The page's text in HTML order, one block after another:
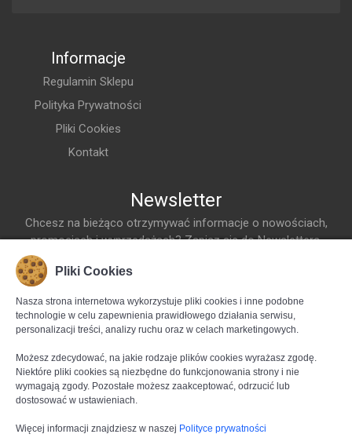
Informacje
Regulamin Sklepu
Polityka Prywatności
Pliki Cookies
Kontakt
Newsletter
Chcesz na bieżąco otrzymywać informacje o nowościach,
promocjach i wyprzedażach? Zapisz się do Newslettera.
Adres Email
Śledź nas na bieżąco za pośrednictwem
Pliki Cookies
Nasza strona internetowa wykorzystuje pliki cookies i inne podobne
technologie w celu zapewnienia prawidłowego działania serwisu,
personalizacji treści, analizy ruchu oraz w celach marketingowych.
Możesz zdecydować, na jakie rodzaje plików cookies wyrażasz zgodę.
Niektóre pliki cookies są niezbędne do funkcjonowania strony i nie
wymagają zgody. Pozostałe możesz zaakceptować, odrzucić lub
dostosować w ustawieniach.
Więcej informacji znajdziesz w naszej Polityce prywatności